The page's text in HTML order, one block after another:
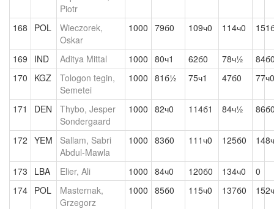
Piotr
168 POL
Wieczorek,
Oskar
1000 79б0 109ч0 114ч0
169 IND Aditya Mittal 1000 80ч1 62б0 78ч½
170
KGZ
Tologon tegin,
Semetei
1000 81б½ 75ч1 47б0 77ч0
171 DEN
Thybo, Jesper
Sondergaard
1000 82ч0 114б1 84ч½
172 YEM
Sallam, Sabri
Abdul-Mawla
1000 83б0 111ч0 125б0
173 LBA Elier, Ali 1000 84ч0 120б0 134ч0
0
174 POL
Masternak,
Grzegorz
1000 85б0 115ч0 137б0